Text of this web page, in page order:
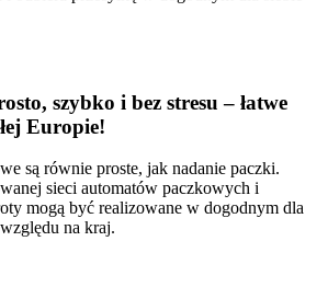
szybko i bez stresu – łatwe
Europie!
są równie proste, jak nadanie paczki.
sieci automatów paczkowych i
mogą być realizowane w dogodnym dla
na kraj.